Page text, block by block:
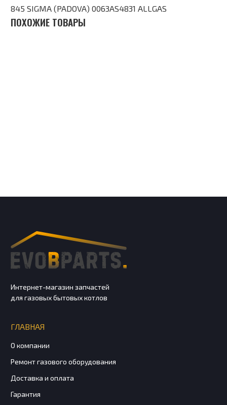
845 SIGMA (PADOVA) 0063AS4831 ALLGAS
ПОХОЖИЕ ТОВАРЫ
Интернет-магазин запчастей
для газовых бытовых котлов
ГЛАВНАЯ
О компании
Ремонт газового оборудования
Доставка и оплата
Гарантия